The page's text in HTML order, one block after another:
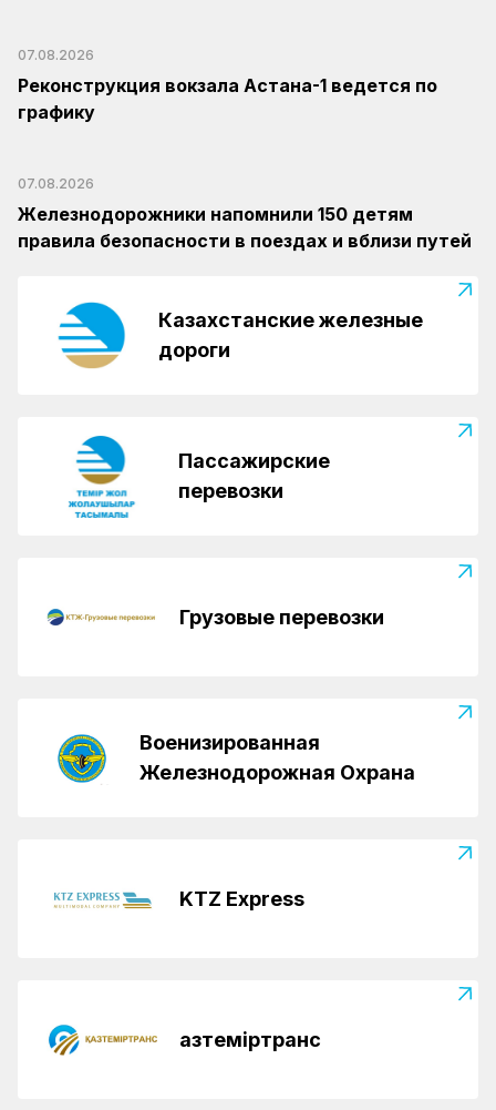
07.08.2026
Реконструкция вокзала Астана-1 ведется по
графику
07.08.2026
Железнодорожники напомнили 150 детям
правила безопасности в поездах и вблизи путей
Казахстанские железные
дороги
Пассажирские
перевозки
Грузовые перевозки
Военизированная
Железнодорожная Охрана
KTZ Express
Қазтеміртранс